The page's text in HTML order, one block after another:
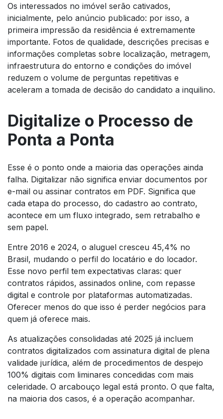
Os interessados no imóvel serão cativados,
inicialmente, pelo anúncio publicado: por isso, a
primeira impressão da residência é extremamente
importante. Fotos de qualidade, descrições precisas e
informações completas sobre localização, metragem,
infraestrutura do entorno e condições do imóvel
reduzem o volume de perguntas repetitivas e
aceleram a tomada de decisão do candidato a inquilino.
Digitalize o Processo de
Ponta a Ponta
Esse é o ponto onde a maioria das operações ainda
falha. Digitalizar não significa enviar documentos por
e-mail ou assinar contratos em PDF. Significa que
cada etapa do processo, do cadastro ao contrato,
acontece em um fluxo integrado, sem retrabalho e
sem papel.
Entre 2016 e 2024, o aluguel cresceu 45,4% no
Brasil, mudando o perfil do locatário e do locador.
Esse novo perfil tem expectativas claras: quer
contratos rápidos, assinados online, com repasse
digital e controle por plataformas automatizadas.
Oferecer menos do que isso é perder negócios para
quem já oferece mais.
As atualizações consolidadas até 2025 já incluem
contratos digitalizados com assinatura digital de plena
validade jurídica, além de procedimentos de despejo
100% digitais com liminares concedidas com mais
celeridade. O arcabouço legal está pronto. O que falta,
na maioria dos casos, é a operação acompanhar.